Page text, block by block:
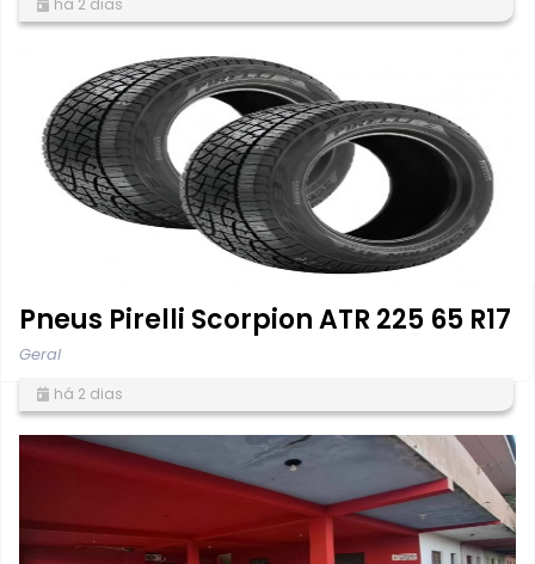
Pneus Pirelli Scorpion ATR 225 65 R17
Geral
há 2 dias